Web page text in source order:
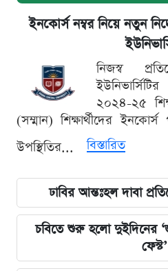
ইনকোর্স নম্বর নিয়ে নতুন
নিজস্ব
২০২৪-২৫
(সম্মান) শিক্ষার্থীদের
উপস্থিতির...
বিস্তারিত
ঢাবির আন্তঃহল দাবা
চবিতে শুরু হলো দুইদিনের
ফেস্ট’